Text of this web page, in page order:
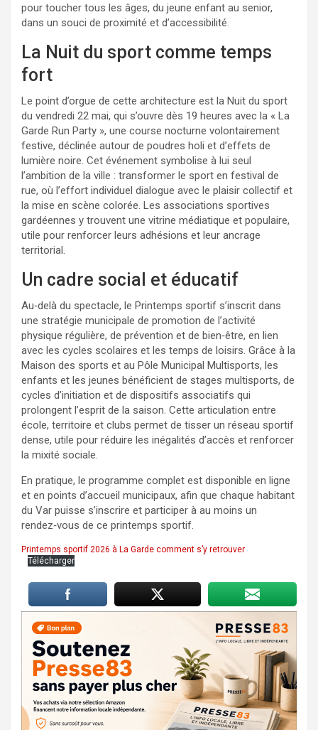
pour toucher tous les âges, du jeune enfant au senior,
dans un souci de proximité et d’accessibilité.
La Nuit du sport comme temps
fort
Le point d’orgue de cette architecture est la Nuit du sport
du vendredi 22 mai, qui s’ouvre dès 19 heures avec la « La
Garde Run Party », une course nocturne volontairement
festive, déclinée autour de poudres holi et d’effets de
lumière noire. Cet événement symbolise à lui seul
l’ambition de la ville : transformer le sport en festival de
rue, où l’effort individuel dialogue avec le plaisir collectif et
la mise en scène colorée. Les associations sportives
gardéennes y trouvent une vitrine médiatique et populaire,
utile pour renforcer leurs adhésions et leur ancrage
territorial.
Un cadre social et éducatif
Au‑delà du spectacle, le Printemps sportif s’inscrit dans
une stratégie municipale de promotion de l’activité
physique régulière, de prévention et de bien‑être, en lien
avec les cycles scolaires et les temps de loisirs. Grâce à la
Maison des sports et au Pôle Municipal Multisports, les
enfants et les jeunes bénéficient de stages multisports, de
cycles d’initiation et de dispositifs associatifs qui
prolongent l’esprit de la saison. Cette articulation entre
école, territoire et clubs permet de tisser un réseau sportif
dense, utile pour réduire les inégalités d’accès et renforcer
la mixité sociale.
En pratique, le programme complet est disponible en ligne
et en points d’accueil municipaux, afin que chaque habitant
du Var puisse s’inscrire et participer à au moins un
rendez‑vous de ce printemps sportif.
Printemps sportif 2026 à La Garde comment s’y retrouver
Télécharger